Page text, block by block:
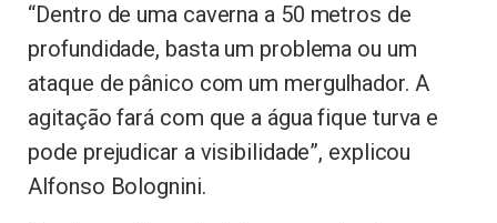
“Dentro de uma caverna a 50 metros de
profundidade, basta um problema ou um
ataque de pânico com um mergulhador. A
agitação fará com que a água fique turva e
pode prejudicar a visibilidade”, explicou
Alfonso Bolognini.